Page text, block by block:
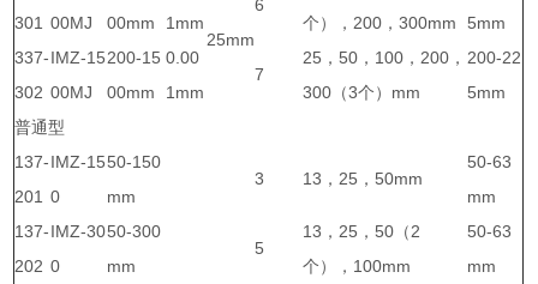
301 00MJ
00mm
1mm
25mm
6
个），200，300mm
5mm
337-
302
IMZ-15
00MJ
200-15
00mm
0.00
1mm
7
25，50，100，200，
300（3个）mm
200-22
5mm
普通型
137-
201
IMZ-15
0
50-150
mm
3 13，25，50mm
50-63
mm
137-
202
IMZ-30
0
50-300
mm
5
13，25，50（2
个），100mm
50-63
mm